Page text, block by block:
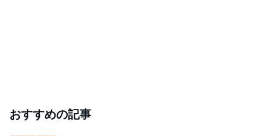
おすすめの記事